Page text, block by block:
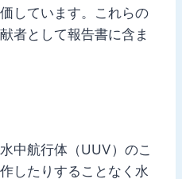
しています。これらの
者として報告書に含ま
中航行体（UUV）のこ
したりすることなく水